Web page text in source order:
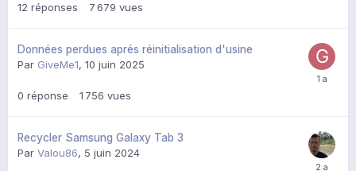
12 réponses 7 679 vues
Données perdues aprés réinitialisation d'usine
Par GiveMe1, 10 juin 2025
0 réponse 1 756 vues
Recycler Samsung Galaxy Tab 3
Par Valou86, 5 juin 2024